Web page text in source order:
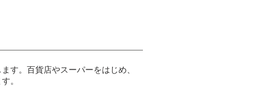
す。百貨店やスーパーをはじめ、
。